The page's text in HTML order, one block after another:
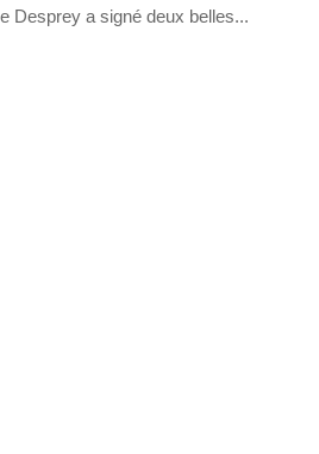
Desprey a signé deux belles...